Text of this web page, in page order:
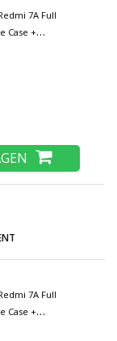
7A Full
Case +
Glass Zwart
7A Full
Case +
Glass Rood